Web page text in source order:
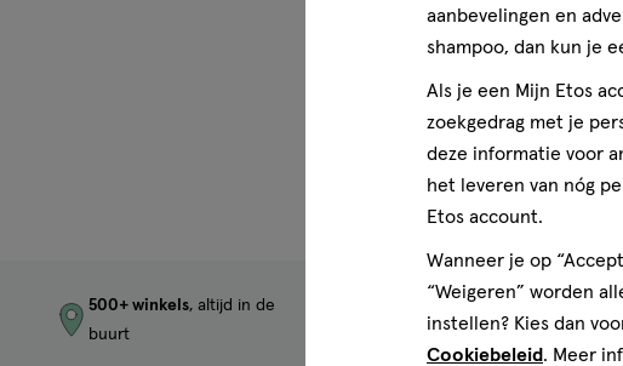
500+ winkels, altijd in de
buurt
Trending
merken
aanbevelingen en
shampoo, dan kun je
Als je een Mijn Etos
zoekgedrag met je
deze informatie voor
het leveren van nóg
Etos account.
Wanneer je op
“Weigeren” worden
instellen? Kies dan
Cookiebeleid. Meer